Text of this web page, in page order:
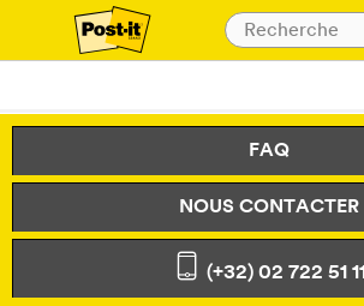
FAQ
NOUS CONTACTER
(+32) 02 722 51 11